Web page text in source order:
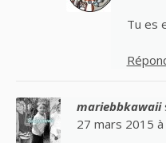
Tu es
mariebbkawaii
27 mars 2015